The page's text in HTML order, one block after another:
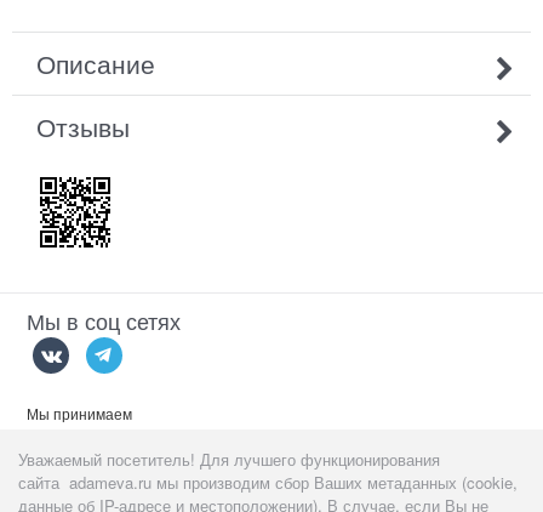
Описание
Отзывы
Мы в соц сетях
Мы принимаем
Уважаемый посетитель! Для лучшего функционирования
сайта adameva.ru мы производим сбор Ваших метаданных (cookie,
данные об IP-адресе и местоположении). В случае, если Вы не